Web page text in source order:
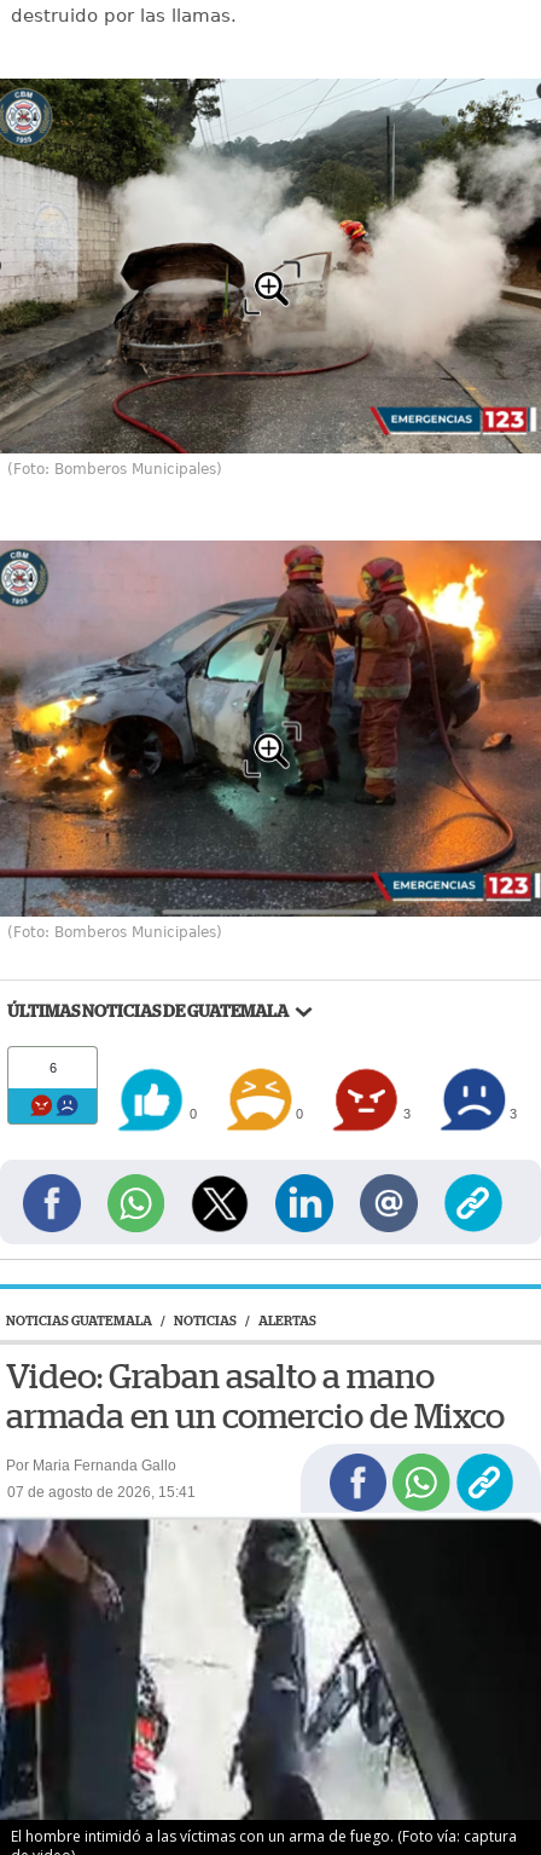
destruido por las llamas.
(Foto: Bomberos Municipales)
(Foto: Bomberos Municipales)
ÚLTIMAS NOTICIAS DE GUATEMALA
6
0 0 3 3
NOTICIAS GUATEMALA / NOTICIAS / ALERTAS
Video: Graban asalto a mano
armada en un comercio de Mixco
Por Maria Fernanda Gallo
07 de agosto de 2026, 15:41
El hombre intimidó a las víctimas con un arma de fuego. (Foto vía: captura